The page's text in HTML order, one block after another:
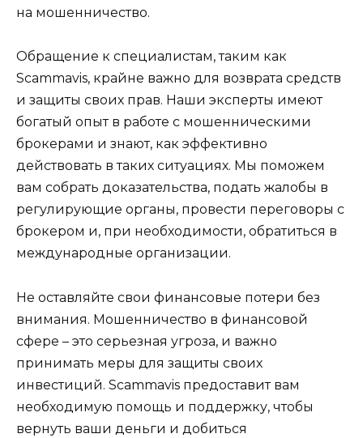
на мошенничество.
Обращение к специалистам, таким как
Scammavis, крайне важно для возврата средств
и защиты своих прав. Наши эксперты имеют
богатый опыт в работе с мошенническими
брокерами и знают, как эффективно
действовать в таких ситуациях. Мы поможем
вам собрать доказательства, подать жалобы в
регулирующие органы, провести переговоры с
брокером и, при необходимости, обратиться в
международные организации.
Не оставляйте свои финансовые потери без
внимания. Мошенничество в финансовой
сфере – это серьезная угроза, и важно
принимать меры для защиты своих
инвестиций. Scammavis предоставит вам
необходимую помощь и поддержку, чтобы
вернуть ваши деньги и добиться